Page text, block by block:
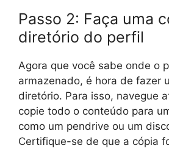
Passo 2: Faça uma
diretório do perfil
Agora que você sabe onde o
armazenado, é hora de fazer
diretório. Para isso, navegue
copie todo o conteúdo para
como um pendrive ou um
Certifique-se de que a cópia